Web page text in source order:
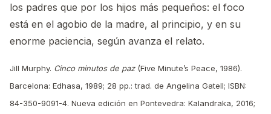
los padres que por los hijos más pequeños: el foco
está en el agobio de la madre, al principio, y en su
enorme paciencia, según avanza el relato.
Jill Murphy. Cinco minutos de paz(Five Minute’s Peace, 1986).
Barcelona: Edhasa, 1989; 28 pp.: trad. de Angelina Gatell; ISBN:
84-350-9091-4. Nueva edición en Pontevedra: Kalandraka, 2016;